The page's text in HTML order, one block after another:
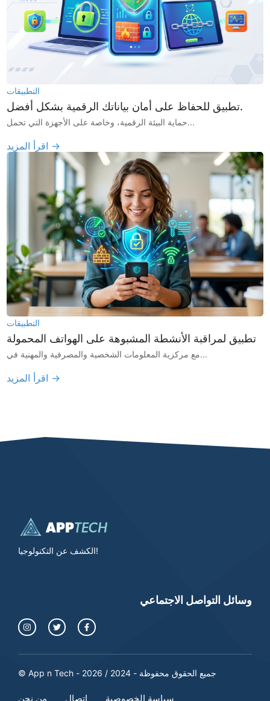
التطبيقات
تطبيق للحفاظ على أمان بياناتك الرقمية بشكل أفضل.
حماية البيئة الرقمية، وخاصة على الأجهزة التي تحمل...
اقرأ المزيد →
التطبيقات
تطبيق لمراقبة الأنشطة المشبوهة على الهواتف المحمولة
مع مركزية المعلومات الشخصية والمصرفية والمهنية في...
اقرأ المزيد →
الكشف عن التكنولوجيا!
وسائل التواصل الاجتماعي
© App n Tech - جميع الحقوق محفوظة - 2024 / 2026
من نحن اتصال سياسة الخصوصية